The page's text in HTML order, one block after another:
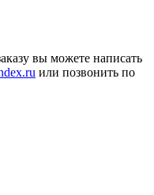
вы можете написать
или позвонить по